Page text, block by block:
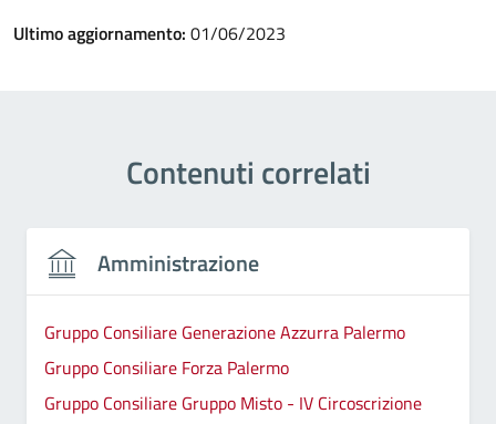
Ultimo aggiornamento: 01/06/2023
Contenuti correlati
Amministrazione
Gruppo Consiliare Generazione Azzurra Palermo
Gruppo Consiliare Forza Palermo
Gruppo Consiliare Gruppo Misto - IV Circoscrizione